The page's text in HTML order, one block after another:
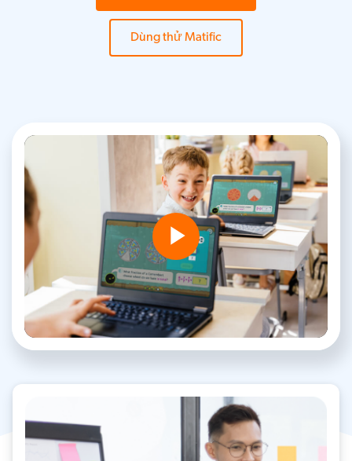
Dùng thử Matific
Play
Video